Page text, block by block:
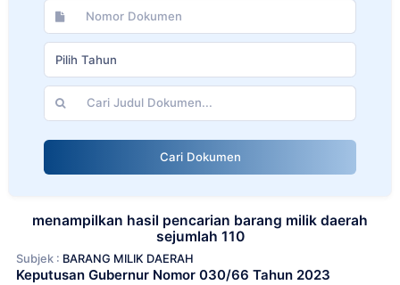
Pilih Tahun
Cari Dokumen
menampilkan hasil pencarian barang milik daerah
sejumlah 110
Subjek : BARANG MILIK DAERAH
Keputusan Gubernur Nomor 030/66 Tahun 2023